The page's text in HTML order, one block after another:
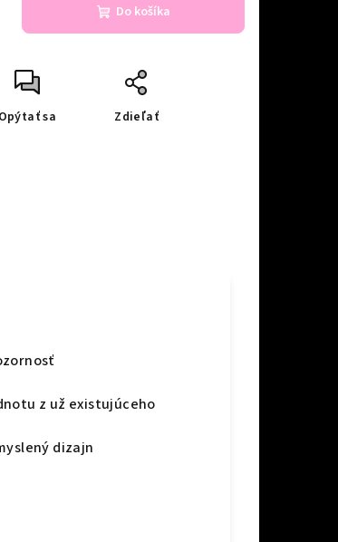
Do košíka
Opýtať sa Zdieľať
z už existujúceho
dizajn